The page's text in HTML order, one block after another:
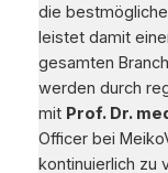
die
leistet damit
gesamten
werden durch
mit Prof. Dr.
Officer bei
kontinuierlich zu